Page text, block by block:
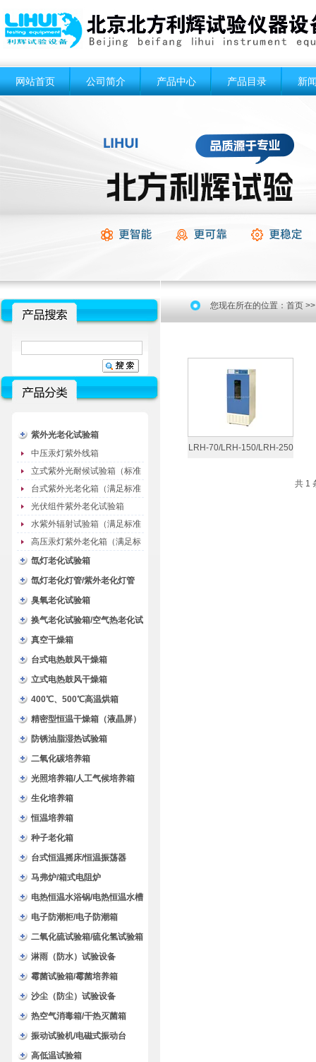
网站首页 公司简介 产品中心 产品目录 新
紫外光老化试验箱
中压汞灯紫外线箱
立式紫外光耐候试验箱（标准
型）
台式紫外光老化箱（满足标准
GB/T16776）
光伏组件紫外老化试验箱
水紫外辐射试验箱（满足标准
JC485-1992）
高压汞灯紫外老化箱（满足标
准GB/T16777）
氙灯老化试验箱
氙灯老化灯管/紫外老化灯管
（耗材）
臭氧老化试验箱
换气老化试验箱/空气热老化试
验箱
真空干燥箱
台式电热鼓风干燥箱
立式电热鼓风干燥箱
400℃、500℃高温烘箱
精密型恒温干燥箱（液晶屏）
防锈油脂湿热试验箱
二氧化碳培养箱
光照培养箱/人工气候培养箱
生化培养箱
恒温培养箱
种子老化箱
台式恒温摇床/恒温振荡器
马弗炉/箱式电阻炉
电热恒温水浴锅/电热恒温水槽
电子防潮柜/电子防潮箱
二氧化硫试验箱/硫化氢试验箱
淋雨（防水）试验设备
霉菌试验箱/霉菌培养箱
沙尘（防尘）试验设备
热空气消毒箱/干热灭菌箱
振动试验机/电磁式振动台
高低温试验箱
您现在所在的位置： 首页
LRH-70/LRH-150/LRH-250
共 1